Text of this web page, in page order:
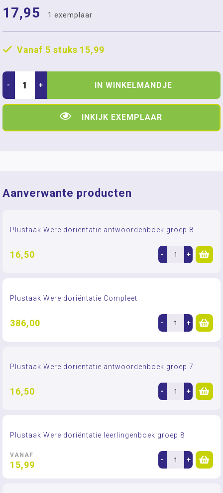
17,95 1 exemplaar
Vanaf 5 stuks 15,99
- + IN WINKELMANDJE
INKIJK EXEMPLAAR
Aanverwante producten
Plustaak Wereldoriëntatie antwoordenboek groep 8
16,50 - +
Plustaak Wereldoriëntatie Compleet
386,00 - +
Plustaak Wereldoriëntatie antwoordenboek groep 7
16,50 - +
Plustaak Wereldoriëntatie leerlingenboek groep 8
VANAF
15,99 - +